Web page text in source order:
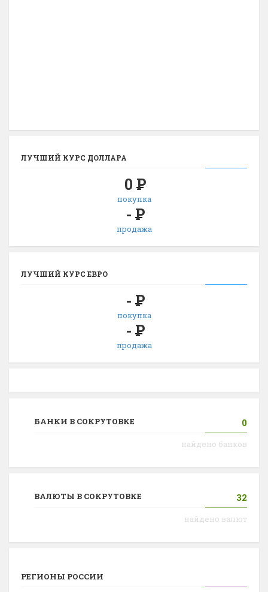
ЛУЧШИЙ КУРС ДОЛЛАРА
0 Р
покупка
- Р
продажа
ЛУЧШИЙ КУРС ЕВРО
- Р
покупка
- Р
продажа
БАНКИ В СОКРУТОВКЕ 0
найдено банков
ВАЛЮТЫ В СОКРУТОВКЕ 32
найдено валют
РЕГИОНЫ РОССИИ